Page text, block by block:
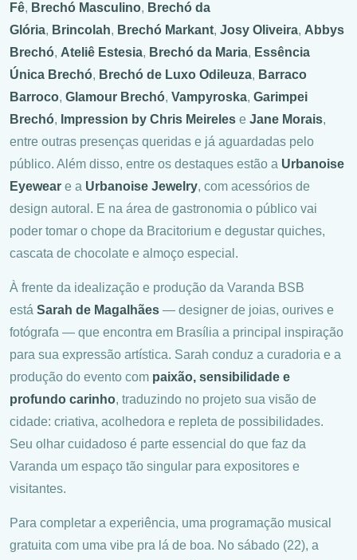
Fê, Brechó Masculino, Brechó da
Glória, Brincolah, Brechó Markant, Josy Oliveira, Abbys
Brechó, Ateliê Estesia, Brechó da Maria, Essência
Única Brechó, Brechó de Luxo Odileuza, Barraco
Barroco, Glamour Brechó, Vampyroska, Garimpei
Brechó, Impression by Chris Meireles e Jane Morais,
entre outras presenças queridas e já aguardadas pelo
público. Além disso, entre os destaques estão a Urbanoise
Eyewear e a Urbanoise Jewelry, com acessórios de
design autoral. E na área de gastronomia o público vai
poder tomar o chope da Bracitorium e degustar quiches,
cascata de chocolate e almoço especial.
À frente da idealização e produção da Varanda BSB
está Sarah de Magalhães — designer de joias, ourives e
fotógrafa — que encontra em Brasília a principal inspiração
para sua expressão artística. Sarah conduz a curadoria e a
produção do evento com paixão, sensibilidade e
profundo carinho, traduzindo no projeto sua visão de
cidade: criativa, acolhedora e repleta de possibilidades.
Seu olhar cuidadoso é parte essencial do que faz da
Varanda um espaço tão singular para expositores e
visitantes.
Para completar a experiência, uma programação musical
gratuita com uma vibe pra lá de boa. No sábado (22), a